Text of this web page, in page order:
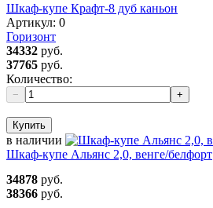
Шкаф-купе Крафт-8 дуб каньон
Артикул: 0
Горизонт
34332 руб.
37765 руб.
Количество:
− +
Купить
в наличии
Шкаф-купе Альянс 2,0, венге/белфорт
34878 руб.
38366 руб.